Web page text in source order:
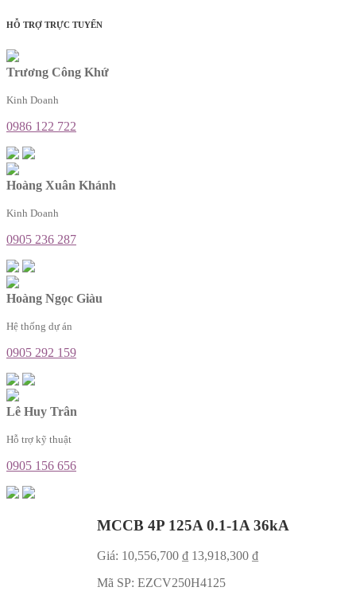
HỖ TRỢ TRỰC TUYẾN
Trương Công Khứ
Kinh Doanh
0986 122 722
Hoàng Xuân Khánh
Kinh Doanh
0905 236 287
Hoàng Ngọc Giàu
Hệ thống dự án
0905 292 159
Lê Huy Trân
Hỗ trợ kỹ thuật
0905 156 656
MCCB 4P 125A 0.1-1A 36kA
Giá: 10,556,700 ₫ 13,918,300 ₫
Mã SP: EZCV250H4125